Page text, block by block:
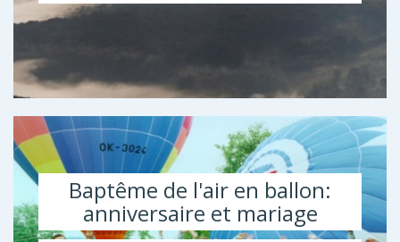
Baptême de l'air en ballon:
anniversaire et mariage